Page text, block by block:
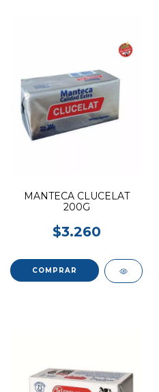
MANTECA CLUCELAT
200G
$3.260